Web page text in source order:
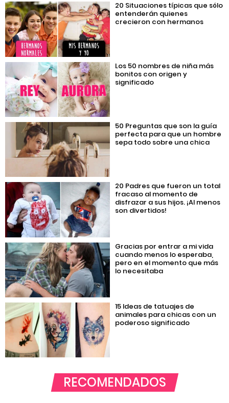
20 Situaciones típicas que sólo
entenderán quienes
crecieron con hermanos
Los 50 nombres de niña más
bonitos con origen y
significado
50 Preguntas que son la guía
perfecta para que un hombre
sepa todo sobre una chica
20 Padres que fueron un total
fracaso al momento de
disfrazar a sus hijos. ¡Al menos
son divertidos!
Gracias por entrar a mi vida
cuando menos lo esperaba,
pero en el momento que más
lo necesitaba
15 Ideas de tatuajes de
animales para chicas con un
poderoso significado
RECOMENDADOS